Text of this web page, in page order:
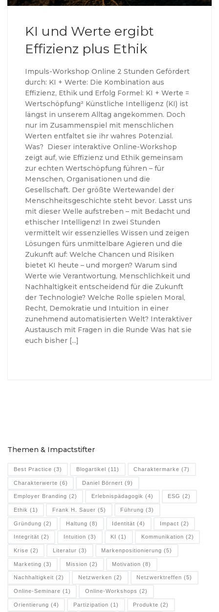
KI und Werte ergibt
Effizienz plus Ethik
Impuls-Workshop Online 2 Stunden Gefördert
durch: KI + Werte: Die Kombination aus
Effizienz, Ethik und Erfolg Formel: KI + Werte =
Wertschöpfung² Künstliche Intelligenz (KI) ist
längst in unserem Alltag angekommen. Doch
nur im Zusamme­n­­­spiel mit menschlichen
Werten entfaltet sie ihr wahres Potenzial.
Was? Dieser interaktive Online-Workshop
zeigt auf, wie Effizienz und Ethik gemeinsam
zur echten Wert­schöpfung führen – für
Menschen, Organisationen und die
Gesellschaft. Der größte Wertewandel der
Mensch­heits­geschichte steht bevor. Lasst uns
mit dieser Welle aufstreben – mit Bedacht und
ethischer Intelligenz! In zwei Stunden
vermittelt wir essenzielles Wissen und zeigen
Lösungen fürs unmittelbare Agieren und die
Zukunft auf: Welche Chancen und Risiken
bietet KI heute – und morgen? Warum sind
Werte wie Verantwortung, Menschlichkeit und
Nachhaltigkeit entscheidend für die Zukunft
der Technologie? Welche Rolle spielen Moral,
Recht, Demokratie und Intuition in einer
zunehmend automatisierten Welt? Interaktiver
Austausch mit Fragen in die Runde Was hat sie
euch bisher […]
Themen & Impactstifter
Best Practice (3) Blogartikel (11) Charaktermarke (7)
Charakterwerte (6) Daniel Börnert (9)
Employer Branding (2) Erlebnispädagogik (4) ESG (2)
Ethik (1) Frank H. Sauer (5) Führung (3)
Gründung (2) Haltung (8) Identität (4) Impact (2)
Integrität (2) Intuition (3) KI (1) Kommunikation (2)
Krise (2) Literatur (3) Markenpositionierung (5)
Marketing (3) Mission (2) Motivation (8)
Nachhaltigkeit (2) Netzwerken (2) Netzwerktreffen (5)
Online-Seminare (1) Online-Workshops (2)
Orientierung (4) Partizipation (1) Produkte (2)